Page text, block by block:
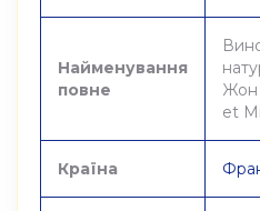
Найменування
повне
Жон
et
Країна